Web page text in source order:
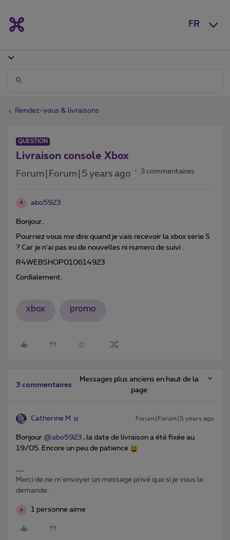
FR
Rendez-vous & livraisons
QUESTION
Livraison console Xbox
Forum|Forum|5 years ago 3 commentaires
A abo5923
Bonjour,
Pourriez vous me dire quand je vais recevoir la xbox serie S
? Car je n’ai pas eu de nouvelles ni numero de suivi .
R4WEBSHOP010614923
Cordialement.
xbox promo
3 commentaires
Messages plus anciens en haut de la
page
Catherine M Forum|Forum|5 years ago
Bonjour @abo5923 , la date de livraison a été fixée au
19/05. Encore un peu de patience
Merci de ne m'envoyer un message privé que si je vous le
demande.
A 1 personne aime